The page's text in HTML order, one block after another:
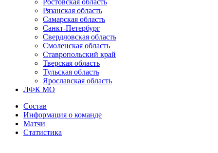
Ростовская область
Рязанская область
Самарская область
Санкт-Петербург
Свердловская область
Смоленская область
Ставропольский край
Тверская область
Тульская область
Ярославская область
ЛФК МО
Состав
Информация о команде
Матчи
Статистика